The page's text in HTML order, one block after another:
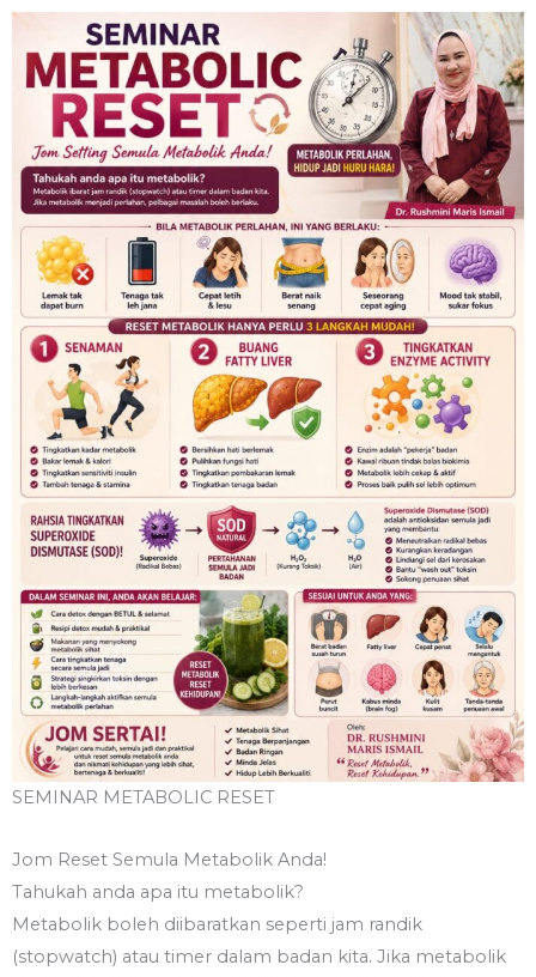
SEMINAR METABOLIC RESET
Jom Reset Semula Metabolik Anda!
Tahukah anda apa itu metabolik?
Metabolik boleh diibaratkan seperti jam randik
(stopwatch) atau timer dalam badan kita. Jika metabolik